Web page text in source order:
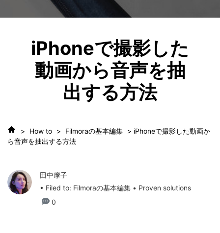
iPhoneで撮影した
動画から音声を抽
出する方法
> How to > Filmoraの基本編集 > iPhoneで撮影した動画か
ら音声を抽出する方法
田中摩子
• Filed to: Filmoraの基本編集 • Proven solutions
0